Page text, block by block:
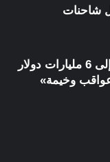
شاحنات
«النواب» الأميركي لمنع وصول إيران إلى 6 مليارات دولار
وخيمة»